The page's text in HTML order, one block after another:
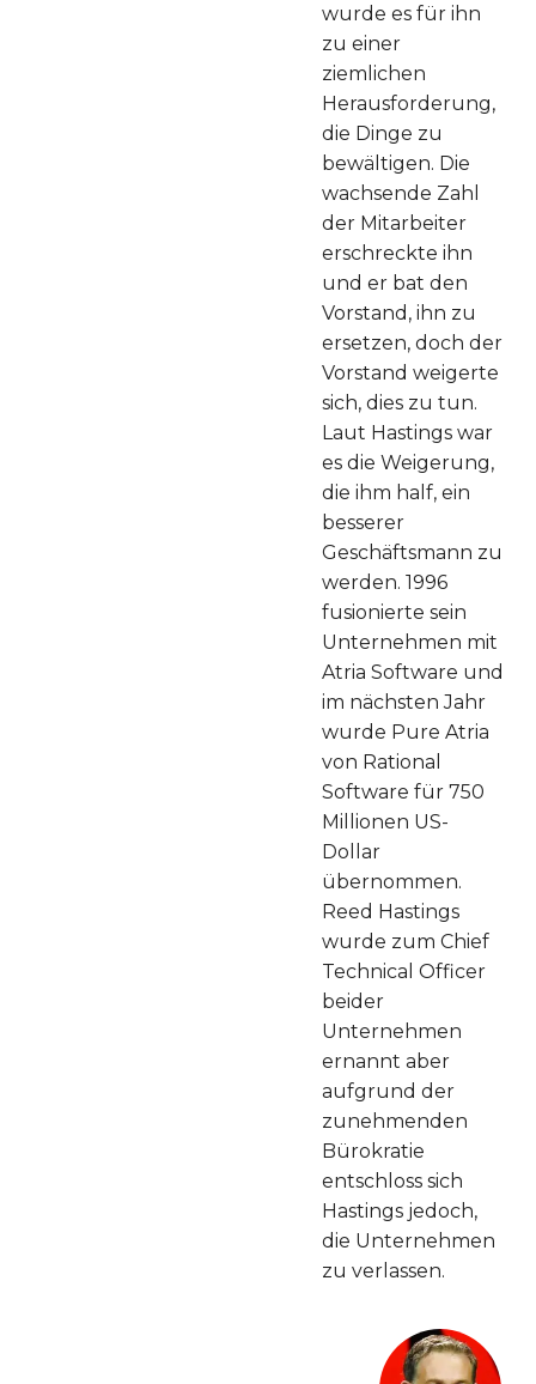
wurde es für ihn
zu einer
ziemlichen
Herausforderung,
die Dinge zu
bewältigen. Die
wachsende Zahl
der Mitarbeiter
erschreckte ihn
und er bat den
Vorstand, ihn zu
ersetzen, doch der
Vorstand weigerte
sich, dies zu tun.
Laut Hastings war
es die Weigerung,
die ihm half, ein
besserer
Geschäftsmann zu
werden. 1996
fusionierte sein
Unternehmen mit
Atria Software und
im nächsten Jahr
wurde Pure Atria
von Rational
Software für 750
Millionen US-
Dollar
übernommen.
Reed Hastings
wurde zum Chief
Technical Officer
beider
Unternehmen
ernannt aber
aufgrund der
zunehmenden
Bürokratie
entschloss sich
Hastings jedoch,
die Unternehmen
zu verlassen.